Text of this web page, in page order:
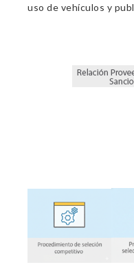
uso de vehículos y